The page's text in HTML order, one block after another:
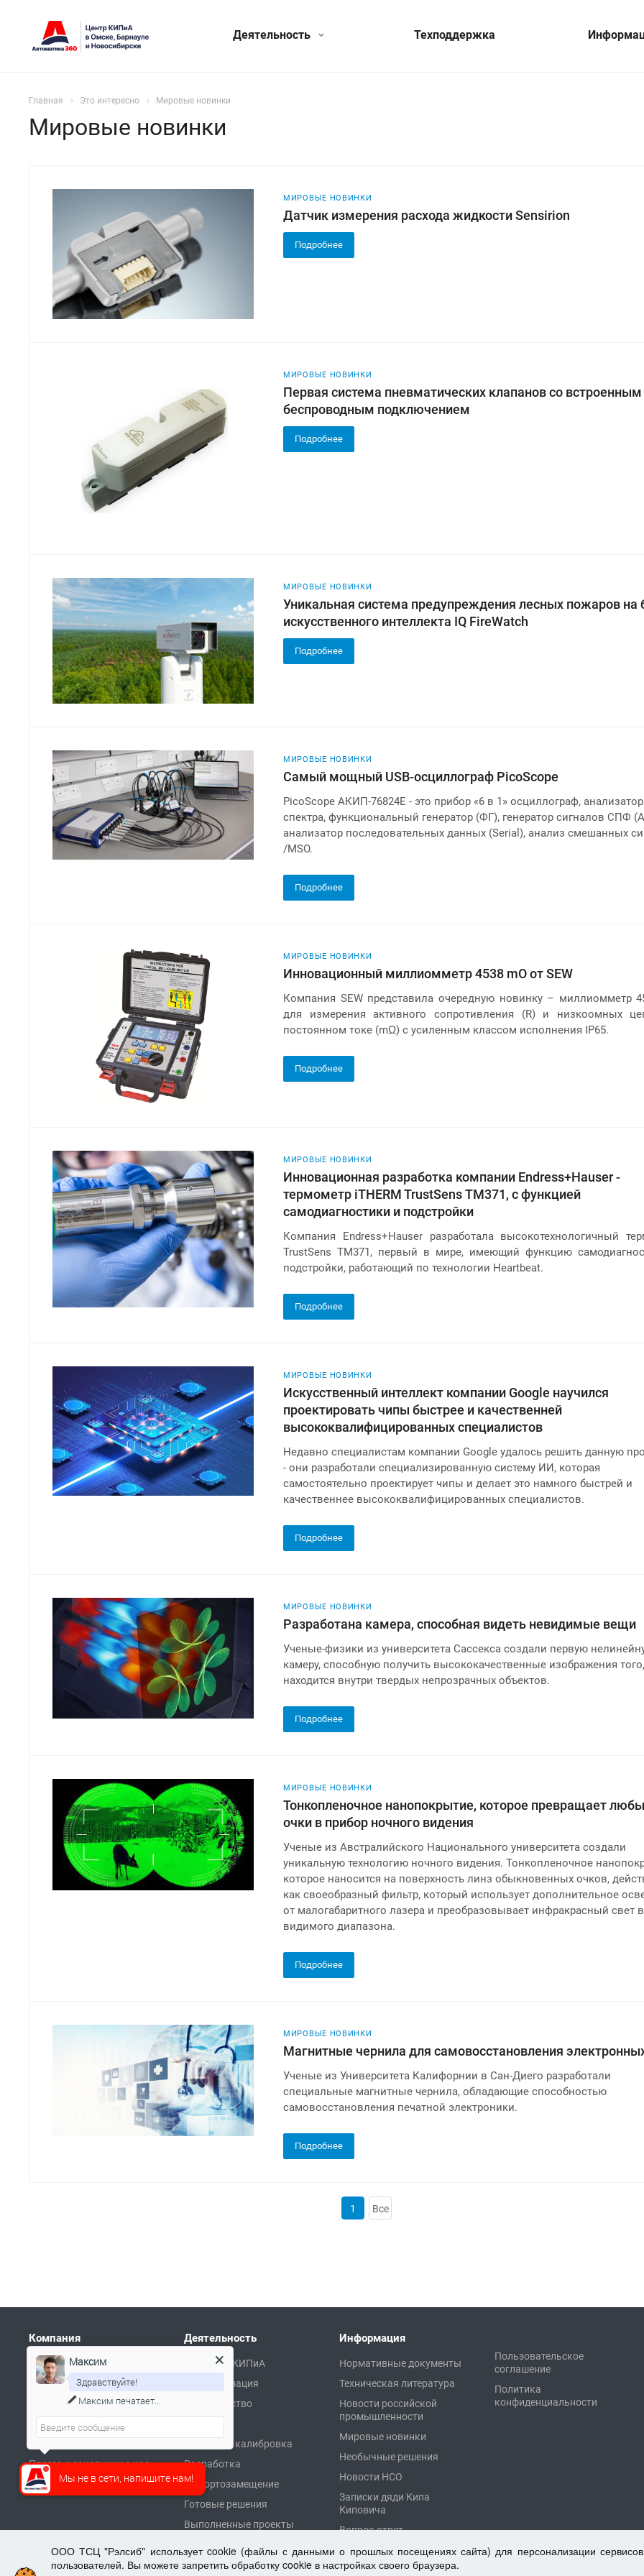
Деятельность Техподдержка
Главная Это интересно Мировые новинки
Мировые новинки
МИРОВЫЕ НОВИНКИ
Датчик измерения расхода жидкости Sensirion
Подробнее
МИРОВЫЕ НОВИНКИ
Первая система пневматических клапанов со встроенным
беспроводным подключением
Подробнее
МИРОВЫЕ НОВИНКИ
Уникальная система предупреждения лесных пожаров на
искусственного интеллекта IQ FireWatch
Подробнее
МИРОВЫЕ НОВИНКИ
Самый мощный USB-осциллограф PicoScope
PicoScope АКИП-76824E - это прибор «6 в 1» осциллограф, анализатор
спектра, функциональный генератор (ФГ), генератор сигналов СПФ
анализатор последовательных данных (Serial), анализ смешанных
/MSO.
Подробнее
МИРОВЫЕ НОВИНКИ
Инновационный миллиомметр 4538 mO от SEW
Компания SEW представила очередную новинку – миллиомметр
для измерения активного сопротивления (R) и низкоомных
постоянном токе (mΩ) с усиленным классом исполнения IP65.
Подробнее
МИРОВЫЕ НОВИНКИ
Инновационная разработка компании Endress+Hauser -
термометр iTHERM TrustSens ТМ371, с функцией
самодиагностики и подстройки
Компания Endress+Hauser разработала высокотехнологичный
TrustSens ТМ371, первый в мире, имеющий функцию
подстройки, работающий по технологии Heartbeat.
Подробнее
МИРОВЫЕ НОВИНКИ
Искусственный интеллект компании Google научился
проектировать чипы быстрее и качественней
высококвалифицированных специалистов
Недавно специалистам компании Google удалось решить данную
- они разработали специализированную систему ИИ, которая
самостоятельно проектирует чипы и делает это намного быстрей и
качественнее высококвалифицированных специалистов.
Подробнее
МИРОВЫЕ НОВИНКИ
Разработана камера, способная видеть невидимые вещи
Ученые-физики из университета Сассекса создали первую
камеру, способную получить высококачественные изображения
находится внутри твердых непрозрачных объектов.
Подробнее
МИРОВЫЕ НОВИНКИ
Тонкопленочное нанопокрытие, которое превращает
очки в прибор ночного видения
Ученые из Австралийского Национального университета создали
уникальную технологию ночного видения. Тонкопленочное
которое наносится на поверхность линз обыкновенных очков,
как своеобразный фильтр, который использует дополнительное
от малогабаритного лазера и преобразовывает инфракрасный свет
видимого диапазона.
Подробнее
МИРОВЫЕ НОВИНКИ
Магнитные чернила для самовосстановления
Ученые из Университета Калифорнии в Сан-Диего разработали
специальные магнитные чернила, обладающие способностью
самовосстановления печатной электроники.
Подробнее
1 Все
Компания
Контакты
О компании
Сертификаты
Партнеры
Пресса и заказчики о нас
Вакансии
Деятельность
Поставка КИПиА
Автоматизация
Производство
Поверка и калибровка
Разработка
Импортозамещение
Готовые решения
Выполненные проекты
Информация
Нормативные документы
Техническая литература
Новости российской
промышленности
Мировые новинки
Необычные решения
Новости НСО
Записки дяди Кипа
Киповича
Вопрос-ответ
Пользовательское
соглашение
Политика
конфиденциальности
ООО ТСЦ "Рэлсиб" использует cookie (файлы с данными о прошлых посещениях сайта) для персонализации
пользователей. Вы можете запретить обработку cookie в настройках своего браузера.
Мы не в сети, напишите нам!
Максим
Здравствуйте!
Я онлайн и готов Вам помочь!